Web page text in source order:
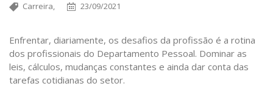
Carreira, 23/09/2021
Enfrentar, diariamente, os desafios da profissão é a rotina
dos profissionais do Departamento Pessoal. Dominar as
leis, cálculos, mudanças constantes e ainda dar conta das
tarefas cotidianas do setor.